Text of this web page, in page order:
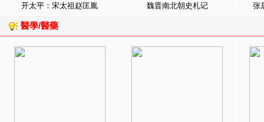
开太平：宋太祖赵匡胤 魏晋南北朝史札记 张
醫學/醫藥